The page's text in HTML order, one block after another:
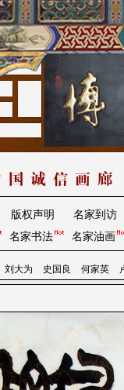
版权声明
名家到访
名家书法 名家油画
刘大为 史国良 何家英